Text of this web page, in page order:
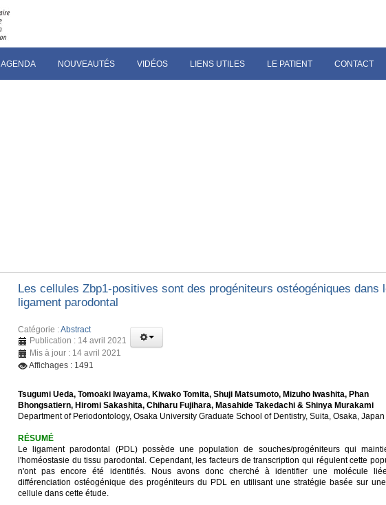
AGENDA NOUVEAUTÉS VIDÉOS LIENS UTILES LE PATIENT CONTACT
Les cellules Zbp1-positives sont des progéniteurs ostéogéniques dans
ligament parodontal
Catégorie :Abstract
Publication : 14 avril 2021
Mis à jour : 14 avril 2021
Affichages : 1491
Tsugumi Ueda, Tomoaki Iwayama, Kiwako Tomita, Shuji Matsumoto, Mizuho Iwashita, Phan
Bhongsatiern, Hiromi Sakashita, Chiharu Fujihara, Masahide Takedachi & Shinya Murakami
Department of Periodontology, Osaka University Graduate School of Dentistry, Suita, Osaka, Japan
RÉSUMÉ
Le ligament parodontal (PDL) possède une population de souches/progéniteurs qui
l'homéostasie du tissu parodontal. Cependant, les facteurs de transcription qui régulent cette
n'ont pas encore été identifiés. Nous avons donc cherché à identifier une molécule
différenciation ostéogénique des progéniteurs du PDL en utilisant une stratégie basée sur
cellule dans cette étude.